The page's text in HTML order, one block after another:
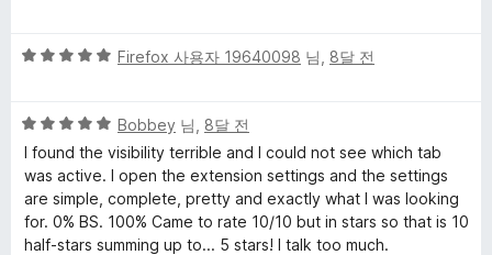
점
점
점
5
점
에
5
점
Firefox 사용자 19640098 님, 8달 전
5
점
만
점
에
5
Bobbey 님, 8달 전
I found the visibility terrible and I could not see which tab
was active. I open the extension settings and the settings
are simple, complete, pretty and exactly what I was looking
for. 0% BS. 100% Came to rate 10/10 but in stars so that is 10
half-stars summing up to... 5 stars! I talk too much.